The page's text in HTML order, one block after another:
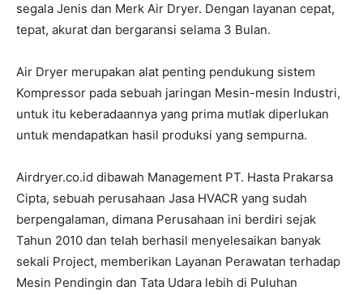
segala Jenis dan Merk Air Dryer. Dengan layanan cepat,
tepat, akurat dan bergaransi selama 3 Bulan.
Air Dryer merupakan alat penting pendukung sistem
Kompressor pada sebuah jaringan Mesin-mesin Industri,
untuk itu keberadaannya yang prima mutlak diperlukan
untuk mendapatkan hasil produksi yang sempurna.
Airdryer.co.id dibawah Management PT. Hasta Prakarsa
Cipta, sebuah perusahaan Jasa HVACR yang sudah
berpengalaman, dimana Perusahaan ini berdiri sejak
Tahun 2010 dan telah berhasil menyelesaikan banyak
sekali Project, memberikan Layanan Perawatan terhadap
Mesin Pendingin dan Tata Udara lebih di Puluhan